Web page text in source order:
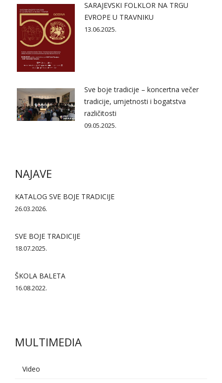
SARAJEVSKI FOLKLOR NA TRGU
EVROPE U TRAVNIKU
13.06.2025.
Sve boje tradicije – koncertna večer
tradicije, umjetnosti i bogatstva
različitosti
09.05.2025.
NAJAVE
KATALOG SVE BOJE TRADICIJE
26.03.2026.
SVE BOJE TRADICIJE
18.07.2025.
ŠKOLA BALETA
16.08.2022.
MULTIMEDIA
Video